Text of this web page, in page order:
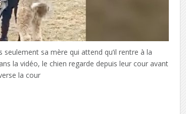
seulement sa mère qui attend qu’il rentre à la
la vidéo, le chien regarde depuis leur cour avant
la cour